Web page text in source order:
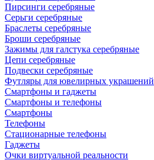
Пирсинги серебряные
Серьги серебряные
Браслеты серебряные
Броши серебряные
Зажимы для галстука серебряные
Цепи серебряные
Подвески серебряные
Футляры для ювелирных украшений
Смартфоны и гаджеты
Смартфоны и телефоны
Смартфоны
Телефоны
Стационарные телефоны
Гаджеты
Очки виртуальной реальности